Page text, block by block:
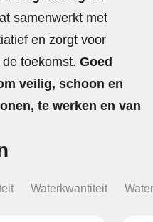
samenwerkt met
en zorgt voor
toekomst. Goed
veilig, schoon en
te werken en van
Waterkwantiteit